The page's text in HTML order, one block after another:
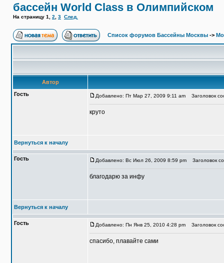
бассейн World Class в Олимпийском
На страницу 1 2 3 След.
Список форумов Бассейны Москвы ->
Автор
Гость
Добавлено: Пт Мар 27, 2009 9:11 am Заголовок
круто
Вернуться к началу
Гость Добавлено: Вс Июл 26, 2009 8:59 pm Заголовок
благодарю за инфу
Вернуться к началу
Гость Добавлено: Пн Янв 25, 2010 4:28 pm Заголовок
спасибо, плавайте сами